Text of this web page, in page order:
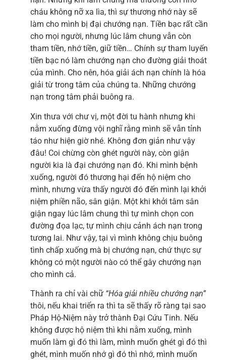
cháu không nỡ xa lìa, thì sự thương nhớ này sẽ
làm cho mình bị đại chướng nạn. Tiền bạc rất cần
cho mọi người, nhưng lúc lâm chung vẫn còn
tham tiền, nhớ tiền, giữ tiền… Chính sự tham luyến
tiền bạc nó làm chướng nạn cho đường giải thoát
của mình. Cho nên, hóa giải ách nạn chính là hóa
giải từ trong tâm của chúng ta. Những chướng
nạn trong tâm phải buông ra.
Xin thưa với chư vị, một đời tu hành nhưng khi
nằm xuống đừng vội nghĩ rằng mình sẽ vẫn tỉnh
táo như hiện giờ nhé. Không đơn giản như vậy
đâu! Coi chừng còn ghét người này, còn giận
người kia là đại chướng nạn đó. Khi mình bệnh
xuống, người đó thương hại đến hộ niệm cho
mình, nhưng vừa thấy người đó đến mình lại khởi
niệm phiền não, sân giận. Một khi khởi tâm sân
giận ngay lúc lâm chung thì tự mình chọn con
đường đọa lạc, tự mình chịu cảnh ách nạn trong
tương lai. Như vậy, tại vì mình không chịu buông
tình chấp xuống mà bị chướng nạn, chứ thực sự
không có một người nào có thể gây chướng nạn
cho mình cả.
Thành ra chỉ vài chữ “Hóa giải nhiều chướng nạn”
thôi, nếu khai triển ra thì ta sẽ thấy rõ ràng tại sao
Pháp Hộ-Niệm này trở thành Đại Cứu Tinh. Nếu
không được hộ niệm thì khi nằm xuống, mình
muốn làm gì đó thì làm, mình muốn ghét gì đó thì
ghét, mình muốn nhớ gì đó thì nhớ, mình muốn